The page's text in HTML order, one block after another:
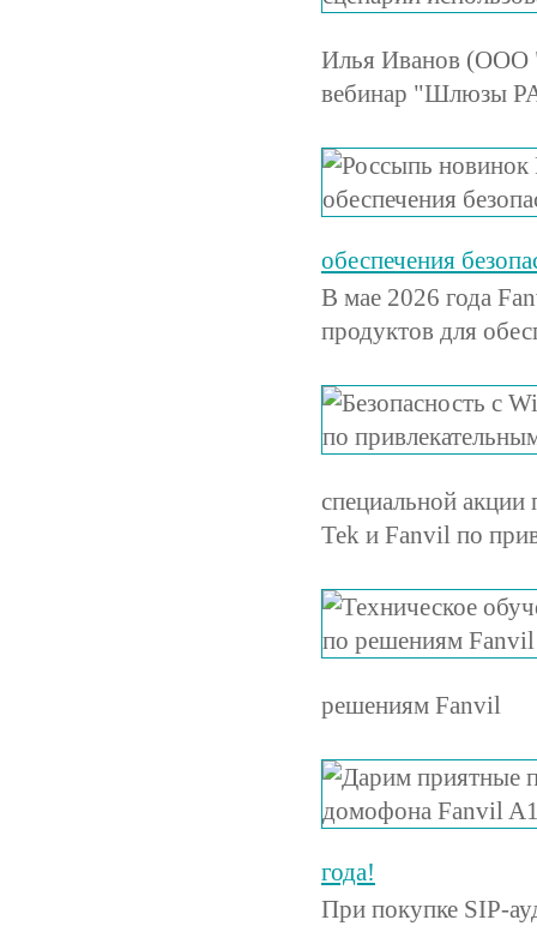
Илья Иванов (ООО
вебинар "Шлюзы
обеспечения
В мае 2026 года
продуктов для
специальной
Tek и Fanvil по
решениям Fanvil
года!
При покупке SIP-